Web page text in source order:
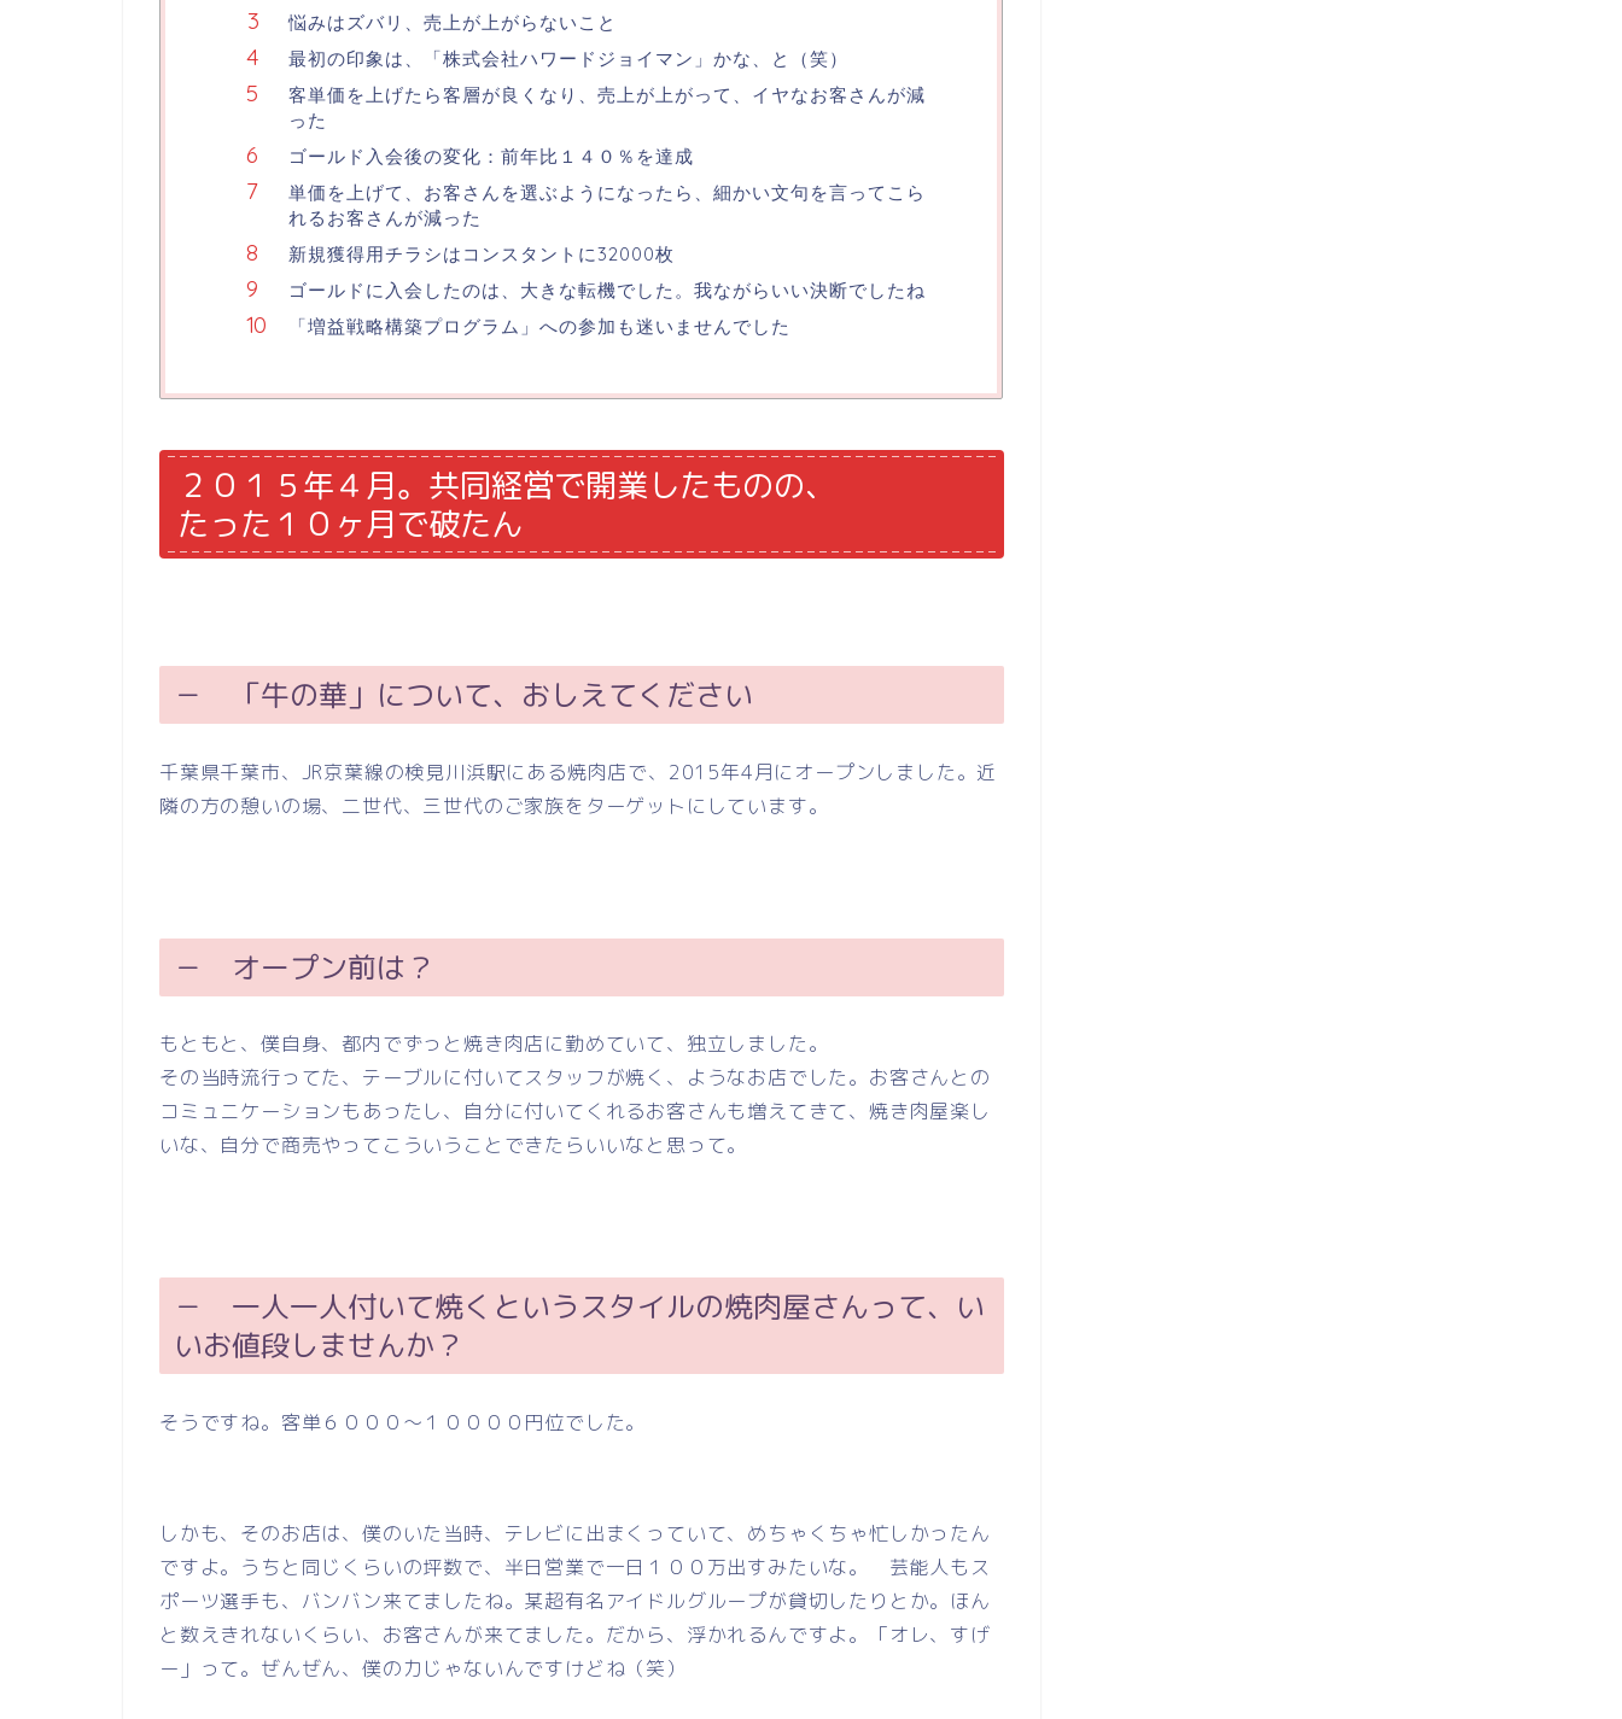
悩みはズバリ、売上が上がらないこと
最初の印象は、「株式会社ハワードジョイマン」かな、と（笑）
客単価を上げたら客層が良くなり、売上が上がって、イヤなお客さんが減
った
ゴールド入会後の変化：前年比１４０％を達成
単価を上げて、お客さんを選ぶようになったら、細かい文句を言ってこら
れるお客さんが減った
新規獲得用チラシはコンスタントに32000枚
ゴールドに入会したのは、大きな転機でした。我ながらいい決断でしたね
「増益戦略構築プログラム」への参加も迷いませんでした
２０１５年４月。共同経営で開業したものの、
たった１０ヶ月で破たん
－ 「牛の華」について、おしえてください
千葉県千葉市、JR京葉線の検見川浜駅にある焼肉店で、2015年4月にオープンしました。近
隣の方の憩いの場、二世代、三世代のご家族をターゲットにしています。
－ オープン前は？
もともと、僕自身、都内でずっと焼き肉店に勤めていて、独立しました。
その当時流行ってた、テーブルに付いてスタッフが焼く、ようなお店でした。お客さんとの
コミュニケーションもあったし、自分に付いてくれるお客さんも増えてきて、焼き肉屋楽し
いな、自分で商売やってこういうことできたらいいなと思って。
－ 一人一人付いて焼くというスタイルの焼肉屋さんって、い
いお値段しませんか？
そうですね。客単６０００～１００００円位でした。
しかも、そのお店は、僕のいた当時、テレビに出まくっていて、めちゃくちゃ忙しかったん
ですよ。うちと同じくらいの坪数で、半日営業で一日１００万出すみたいな。 芸能人もス
ポーツ選手も、バンバン来てましたね。某超有名アイドルグループが貸切したりとか。ほん
と数えきれないくらい、お客さんが来てました。だから、浮かれるんですよ。「オレ、すげ
ー」って。ぜんぜん、僕の力じゃないんですけどね（笑）